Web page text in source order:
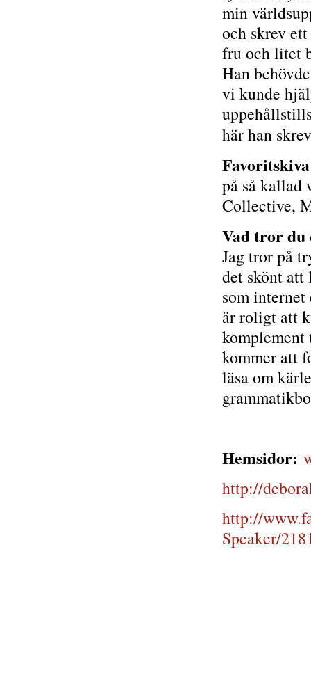
min
och skrev
fru och litet
Han
vi kunde
här han
på så kallad
Collective,
Vad tror
Jag tror på
det skönt
som
är roligt att
kommer att
läsa om
Hemsidor:
http://
http://
Speaker/